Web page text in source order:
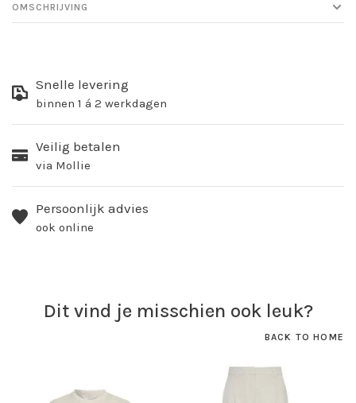
OMSCHRIJVING
Snelle levering
binnen 1 á 2 werkdagen
Veilig betalen
via Mollie
Persoonlijk advies
ook online
Dit vind je misschien ook leuk?
BACK TO HOME